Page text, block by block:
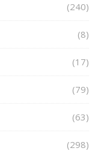
(240)
(8)
(17)
(79)
(63)
(298)